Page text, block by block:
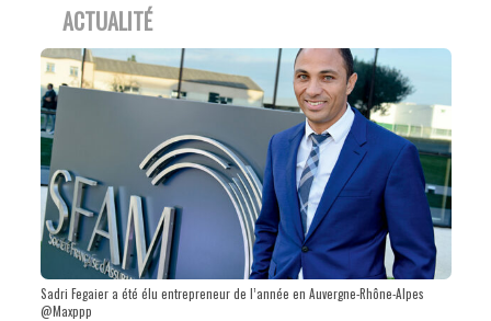
ACTUALITÉ
Sadri Fegaier a été élu entrepreneur de l’année en Auvergne-Rhône-Alpes
@Maxppp